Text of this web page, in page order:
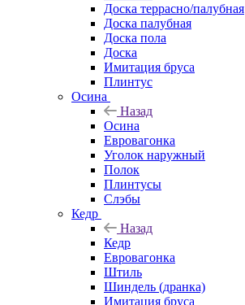
Доска террасно/палубная
Доска палубная
Доска пола
Доска
Имитация бруса
Плинтус
Осина
Назад
Осина
Евровагонка
Уголок наружный
Полок
Плинтусы
Слэбы
Кедр
Назад
Кедр
Евровагонка
Штиль
Шиндель (дранка)
Имитация бруса